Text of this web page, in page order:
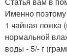
Именно
1 чайная ложка
нормальной
воды - 5/- г